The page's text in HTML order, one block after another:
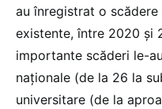
au înregistrat o
existente, între 2020 și
importante scăderi le-
naționale (de la 26 la
universitare (de la